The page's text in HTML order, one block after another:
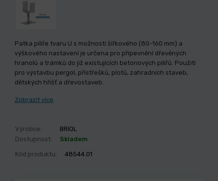
Patka pilíře tvaru U s možností šířkového (80-160 mm) a
výškového nastavení je určena pro připevnění dřevěných
hranolů a trámků do již existujících betonových pilířů. Použití
pro výstavbu pergol, přístřešků, plotů, zahradních staveb,
dětských hřišť a dřevostaveb.
Zobrazit více
Výrobce:
BRIOL
Dostupnost:
Skladem
Kód produktu: 48544.01